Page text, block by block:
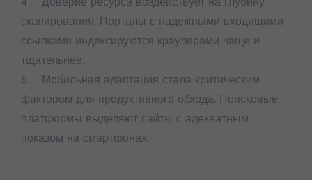
сканирования. Порталы с надежными входящими
ссылками индексируются краулерами чаще и
тщательнее.
Мобильная адаптация стала критическим
фактором для продуктивного обхода. Поисковые
платформы выделяют сайты с адекватным
показом на смартфонах.